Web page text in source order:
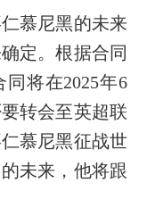
慕尼黑的未来
定。根据合同
将在2025年6
转会至英超联
慕尼黑征战世
未来，他将跟